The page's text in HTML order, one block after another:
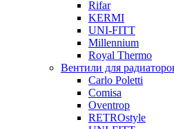
Rifar
KERMI
UNI-FITT
Millennium
Royal Thermo
Вентили для
Carlo Poletti
Comisa
Oventrop
RETROstyle